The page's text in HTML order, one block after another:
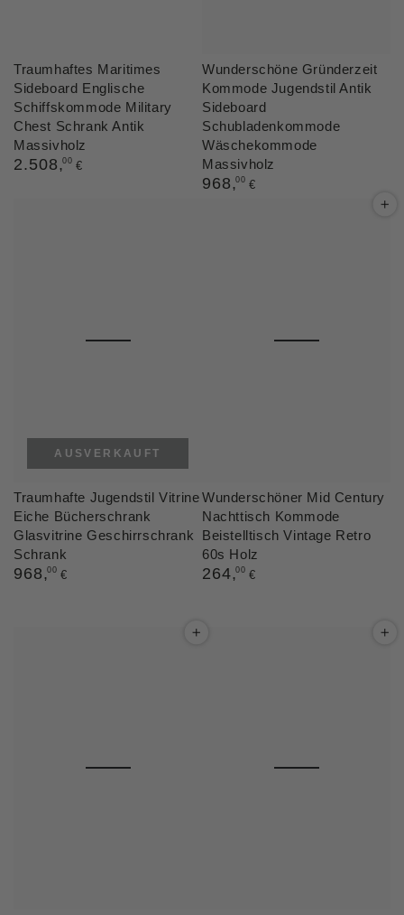
Traumhaftes Maritimes
Sideboard Englische
Schiffskommode Military
Chest Schrank Antik
Massivholz
Regulärer
2.508,00 €
Wunderschöne Gründerzeit
Kommode Jugendstil Antik
Sideboard
Schubladenkommode
Wäschekommode
Massivholz
Regulärer
968,00 €
Traumhafte Jugendstil Vitrine
Eiche Bücherschrank
Glasvitrine Geschirrschrank
Schrank
Regulärer
968,00 €
AUSVERKAUFT
Wunderschöner Mid Century
Nachttisch Kommode
Beistelltisch Vintage Retro
60s Holz
Regulärer
264,00 €